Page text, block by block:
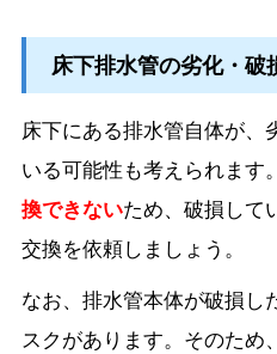
床下排水管の劣化・破
床下にある排水管自体が、
いる可能性も考えられます
換できないため、破損して
交換を依頼しましょう。
なお、排水管本体が破損し
スクがあります。そのため